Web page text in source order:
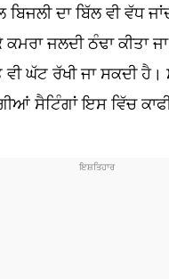
ਬਿਜਲੀ ਦਾ ਬਿੱਲ ਵੀ ਵੱਧ
ਜਲਦੀ ਠੰਢਾ ਕੀਤਾ
ਵੀ ਘੱਟ ਰੱਖੀ ਜਾ ਸਕਦੀ
ਸੈਟਿੰਗਾਂ ਇਸ ਵਿੱਚ